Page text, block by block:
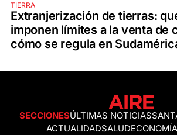
TIERRA
Extranjerización de tierras:
imponen límites a la venta de
cómo se regula en
SECCIONESÚLTIMAS NOTICIAS
ACTUALIDADSALUDECONOMÍA